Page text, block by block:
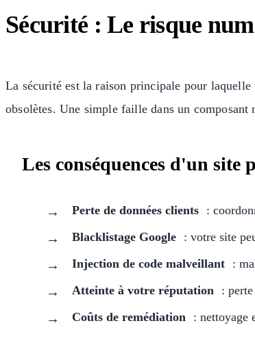
Sécurité : Le risque
La sécurité est la raison principale pour
obsolètes. Une simple faille dans un composant
Les conséquences d'un site
Perte de données clients :
Blacklistage Google : votre site
Injection de code malveillant :
Atteinte à votre réputation
:
Coûts de remédiation
: nettoyage